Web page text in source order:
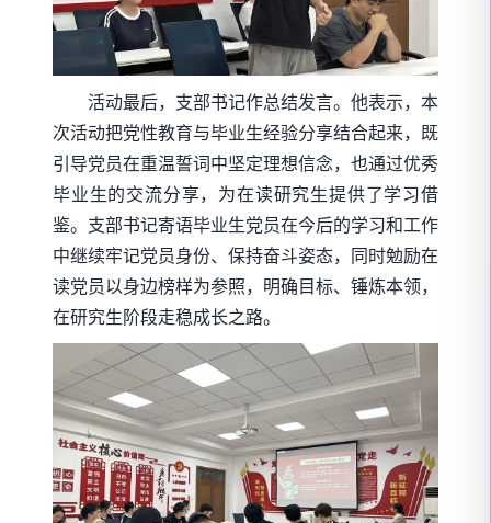
活动最后，支部书记作总结发言。他表示，本
次活动把党性教育与毕业生经验分享结合起来，既
引导党员在重温誓词中坚定理想信念，也通过优秀
毕业生的交流分享，为在读研究生提供了学习借
鉴。支部书记寄语毕业生党员在今后的学习和工作
中继续牢记党员身份、保持奋斗姿态，同时勉励在
读党员以身边榜样为参照，明确目标、锤炼本领，
在研究生阶段走稳成长之路。